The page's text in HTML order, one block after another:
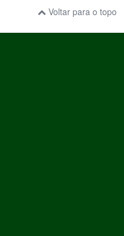
Voltar para o topo